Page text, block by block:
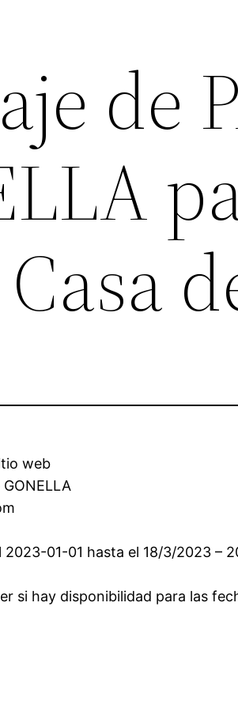
de
web
2023-01-01 hasta el 18/3/2023 –
si hay disponibilidad para las